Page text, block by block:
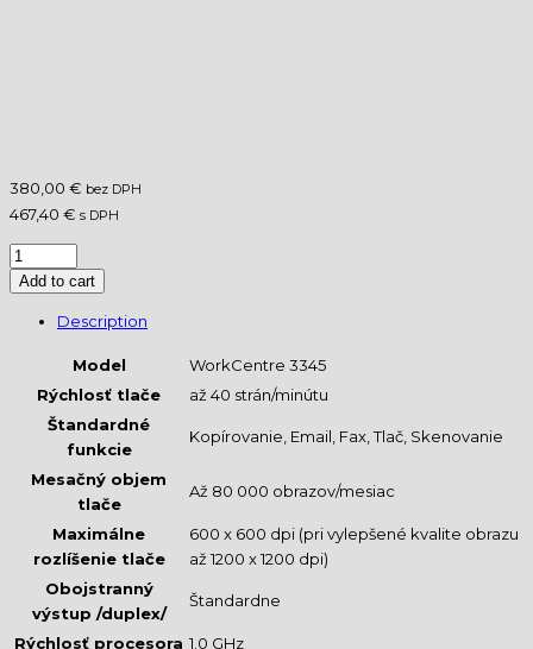
380,00 € bez DPH
467,40 € s DPH
Add to cart
Description
Model
WorkCentre 3345
Rýchlosť tlače
až 40 strán/minútu
Štandardné
funkcie
Kopírovanie, Email, Fax, Tlač, Skenovanie
Mesačný objem
tlače
Až 80 000 obrazov/mesiac
Maximálne
rozlíšenie tlače
600 x 600 dpi (pri vylepšené kvalite obrazu
až 1200 x 1200 dpi)
Obojstranný
výstup /duplex/
Štandardne
Rýchlosť procesora 1.0 GHz